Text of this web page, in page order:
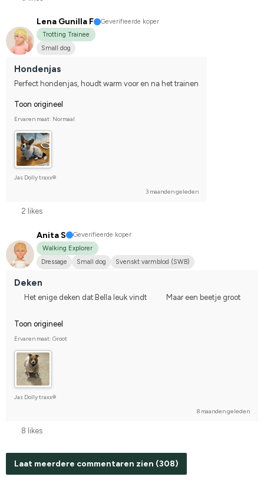
Lena Gunilla F
Geverifieerde koper
Trotting Trainee
Small dog
Hondenjas
Perfect hondenjas, houdt warm voor en na het trainen
Toon origineel
Ervaren maat: Normaal
Jas Dolly traxx®
3 maanden geleden
2 likes
Anita S
Geverifieerde koper
Walking Explorer
Dressage
Small dog
Svenskt varmblod (SWB)
Deken
Het enige deken dat Bella leuk vindt Maar een beetje groot
Toon origineel
Ervaren maat: Groot
Jas Dolly traxx®
8 maanden geleden
8 likes
Laat meerdere commentaren zien (308)